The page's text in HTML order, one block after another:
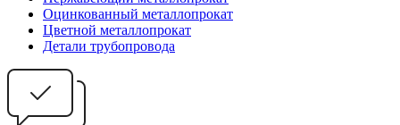
Оцинкованный металлопрокат
Цветной металлопрокат
Детали трубопровода